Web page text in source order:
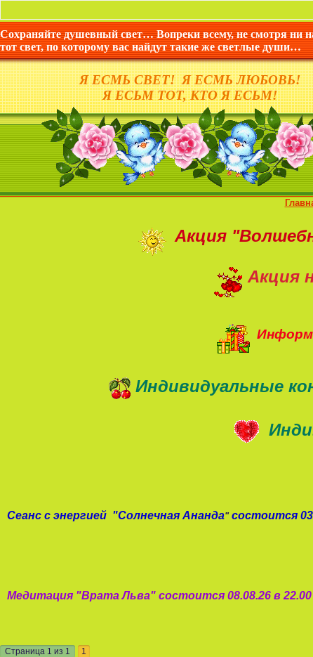
Сохраняйте душевный свет… Вопреки всему, не смотря ни
тот свет, по которому вас найдут такие же светлые души…
Я ЕСМЬ СВЕТ! Я ЕСМЬ ЛЮБОВЬ!
Я ЕСЬМ ТОТ, КТО Я ЕСЬМ!
Акция
Акция
Индивидуальные
Сеанс с энергией "Солнечная Ананда" состоится
Медитация "Врата Льва" состоится 08.08.26 в
Страница 1 из 1 1